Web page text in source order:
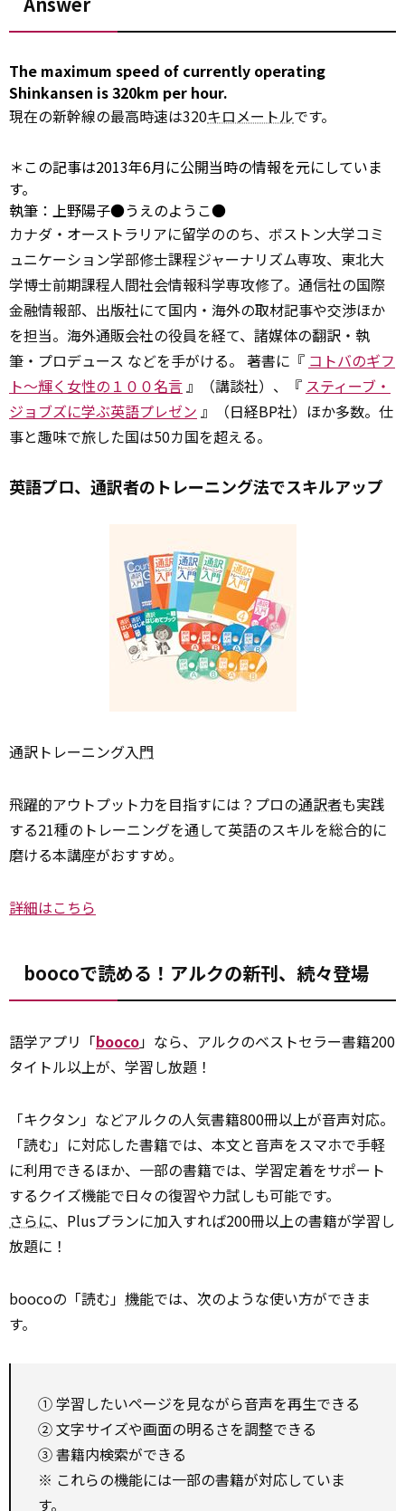
The maximum speed of currently operating
Shinkansen is 320km per hour.
現在の新幹線の最高時速は320キロメートルです。
＊この記事は2013年6月に公開当時の情報を元にしていま
す。
執筆：上野陽子●うえのようこ●
カナダ・オーストラリアに留学ののち、ボストン大学コミ
ュニケーション学部修士課程ジャーナリズム専攻、東北大
学博士前期課程人間社会情報科学専攻修了。通信社の国際
金融情報部、出版社にて国内・海外の取材記事や交渉ほか
を担当。海外通販会社の役員を経て、諸媒体の翻訳・執
筆・プロデュース などを手がける。 著書に『 コトバのギフ
ト～輝く女性の１００名言』（講談社）、『 スティーブ・
ジョブズに学ぶ英語プレゼン 』（日経BP社）ほか多数。仕
事と趣味で旅した国は50カ国を超える。
英語プロ、通訳者のトレーニング法でスキルアップ
通訳トレーニング入門
飛躍的アウトプット力を目指すには？プロの通訳者も実践
する21種のトレーニングを通して英語のスキルを総合的に
磨ける本講座がおすすめ。
詳細はこちら
boocoで読める！アルクの新刊、続々登場
語学アプリ「booco」なら、アルクのベストセラー書籍200
タイトル以上が、学習し放題！
「キクタン」などアルクの人気書籍800冊以上が音声対応。
「読む」に対応した書籍では、本文と音声をスマホで手軽
に利用できるほか、一部の書籍では、学習定着をサポート
するクイズ機能で日々の復習や力試しも可能です。
さらに、Plusプランに加入すれば200冊以上の書籍が学習し
放題に！
boocoの「読む」 機能では、次のような使い方ができま
す。
① 学習したいページを見ながら音声を再生できる
② 文字サイズや画面の明るさを調整できる
③ 書籍内検索ができる
※ これらの機能には一部の書籍が対応していま
す。